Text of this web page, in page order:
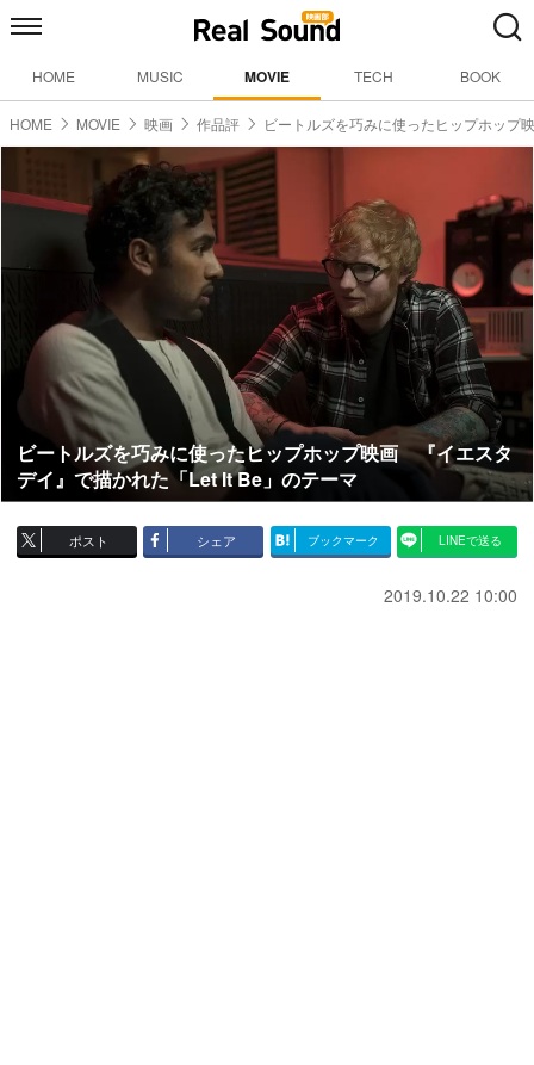
HOME MUSIC MOVIE TECH BOOK
HOME MOVIE 映画 作品評 ビートルズを巧みに使ったヒップホップ
ビートルズを巧みに使ったヒップホップ映画 『イエスタ
デイ』で描かれた「Let It Be」のテーマ
ポスト シェア ブックマーク LINEで送る
2019.10.22 10:00